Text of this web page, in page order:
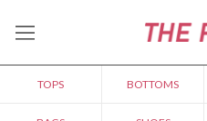
TOPS BOTTOMS